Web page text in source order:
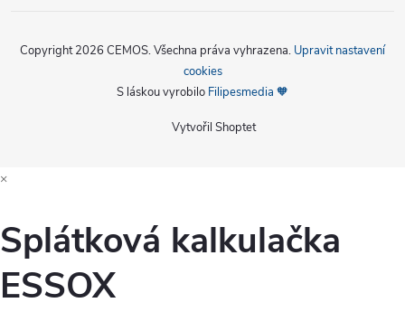
Vytvořil Shoptet
Copyright 2026 CEMOS. Všechna práva vyhrazena. Upravit nastavení
cookies
S láskou vyrobilo Filipesmedia 🧡
×
Splátková kalkulačka
ESSOX